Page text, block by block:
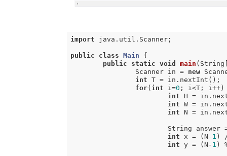
import java.util.Scanner;
public class Main
{
public
static void main
		Scanner in =
new
int T = in.nextInt();
for( int i=0 ; i<T;
int H =
int W =
int N =
String answer
int x = (N- 1 )
int y = (N- 1 )